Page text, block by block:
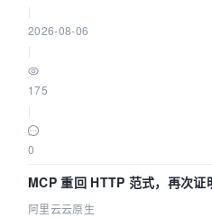
2026-08-06
175
0
MCP 重回 HTTP 范式，再次
源
阿里云云原生